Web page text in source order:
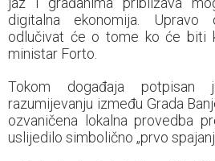
digitalna ekonomija. Upravo
odlučivat će o tome ko će biti
ministar Forto.
Tokom događaja potpisan
razumijevanju između Grada
ozvaničena lokalna provedba
uslijedilo simbolično „prvo